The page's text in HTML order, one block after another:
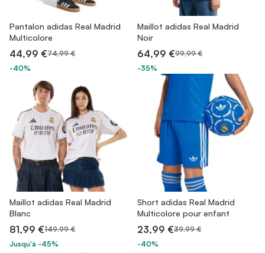
Pantalon adidas Real Madrid
Multicolore
44,99 €74,99 €
-40%
Maillot adidas Real Madrid
Noir
64,99 €99,99 €
-35%
Maillot adidas Real Madrid
Blanc
81,99 €149,99 €
Jusqu'à -45%
Short adidas Real Madrid
Multicolore pour enfant
23,99 €39,99 €
-40%